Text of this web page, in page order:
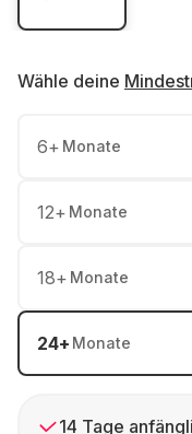
Wähle deine
6+ Monate
12+ Monate
18+ Monate
24+ Monate
14 Tage